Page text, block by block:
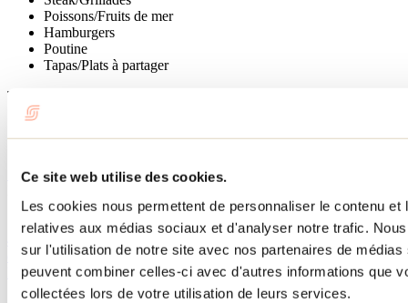
Ce site web utilise des cookies.
Les cookies nous permettent de personnaliser le contenu
relatives aux médias sociaux et d'analyser notre trafic.
sur l'utilisation de notre site avec nos partenaires de
peuvent combiner celles-ci avec d'autres informations que
collectées lors de votre utilisation de leurs services.
Poissons/Fruits de mer
Hamburgers
Poutine
Tapas/Plats à partager
Types de repas
Souper
Site Web
710, rue de la Visitation, Suite 100
Saint-Charles-Borromée, QC J6E 7S3
echappeestcharles@gmail.com
FacebookInstagramTikTok